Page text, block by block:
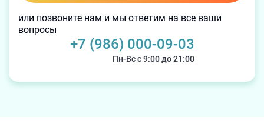
или позвоните нам и мы ответим на все ваши
вопросы
+7 (986) 000-09-03
Пн-Вс с 9:00 до 21:00